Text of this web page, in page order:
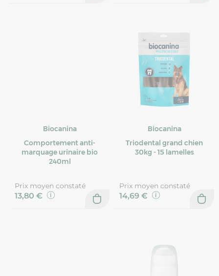
Biocanina
Comportement anti-
marquage urinaire bio
240ml
Prix moyen constaté
13,80 €
Biocanina
Triodental grand chien
30kg - 15 lamelles
Prix moyen constaté
14,69 €